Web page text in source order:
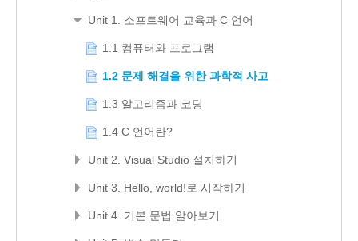
Unit 1. 소프트웨어 교육과 C 언어
1.1 컴퓨터와 프로그램
1.2 문제 해결을 위한 과학적 사고
1.3 알고리즘과 코딩
1.4 C 언어란?
Unit 2. Visual Studio 설치하기
Unit 3. Hello, world!로 시작하기
Unit 4. 기본 문법 알아보기